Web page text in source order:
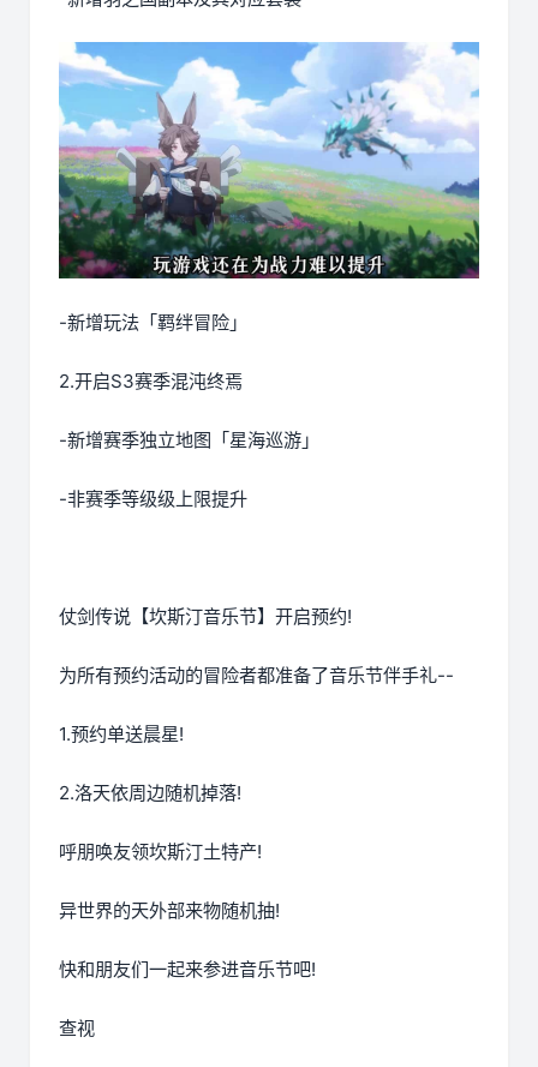
-新增玩法「羁绊冒险」
2.开启S3赛季混沌终焉
-新增赛季独立地图「星海巡游」
-非赛季等级级上限提升
仗剑传说【坎斯汀音乐节】开启预约!
为所有预约活动的冒险者都准备了音乐节伴手礼--
1.预约单送晨星!
2.洛天依周边随机掉落!
呼朋唤友领坎斯汀土特产!
异世界的天外部来物随机抽!
快和朋友们一起来参进音乐节吧!
查视